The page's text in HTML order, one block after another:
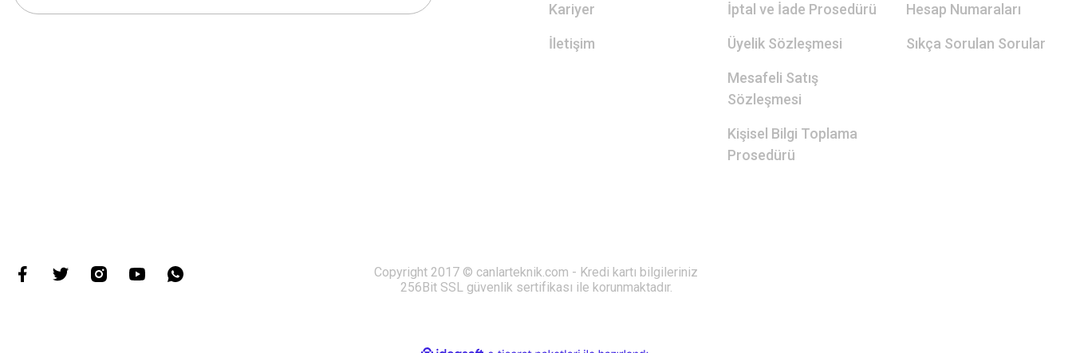
Kariyer
İletişim
İptal ve İade Prosedürü
Üyelik Sözleşmesi
Mesafeli Satış
Sözleşmesi
Kişisel Bilgi Toplama
Prosedürü
Hesap Numaraları
Sıkça Sorulan Sorular
Copyright 2017 © canlarteknik.com - Kredi kartı bilgileriniz
256Bit SSL güvenlik sertifikası ile korunmaktadır.